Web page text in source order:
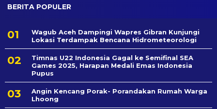
BERITA POPULER
Wagub Aceh Dampingi Wapres Gibran Kunjungi
Lokasi Terdampak Bencana Hidrometeorologi
Timnas U22 Indonesia Gagal ke Semifinal SEA
Games 2025, Harapan Medali Emas Indonesia
Pupus
Angin Kencang Porak- Porandakan Rumah Warga
Lhoong